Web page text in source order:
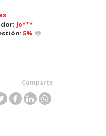
Jo***
5%
Comparte